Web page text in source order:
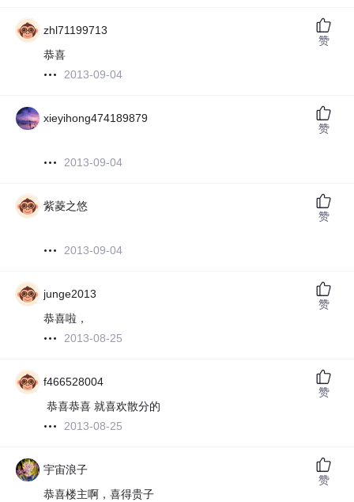
zhl71199713
恭喜
2013-09-04
赞
xieyihong474189879
2013-09-04
赞
紫菱之悠
2013-09-04
赞
junge2013
恭喜啦，
2013-08-25
赞
f466528004
恭喜恭喜 就喜欢散分的
2013-08-25
赞
宇宙浪子
恭喜楼主啊，喜得贵子
赞